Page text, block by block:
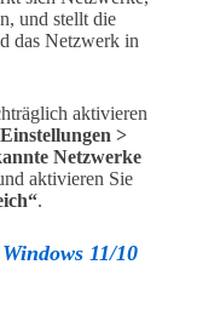
und stellt die
das Netzwerk in
aktivieren
Einstellungen >
Netzwerke
aktivieren Sie
.
11/10